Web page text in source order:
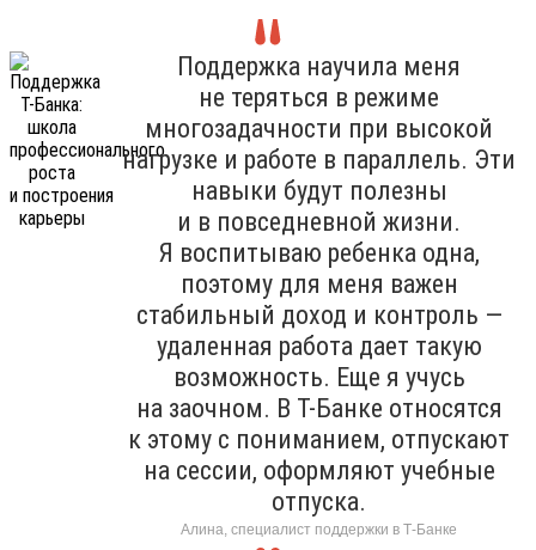
Поддержка научила меня
не теряться в режиме
многозадачности при высокой
нагрузке и работе в параллель. Эти
навыки будут полезны
и в повседневной жизни.
Я воспитываю ребенка одна,
поэтому для меня важен
стабильный доход и контроль —
удаленная работа дает такую
возможность. Еще я учусь
на заочном. В Т-Банке относятся
к этому с пониманием, отпускают
на сессии, оформляют учебные
отпуска.
Алина, специалист поддержки в Т-Банке